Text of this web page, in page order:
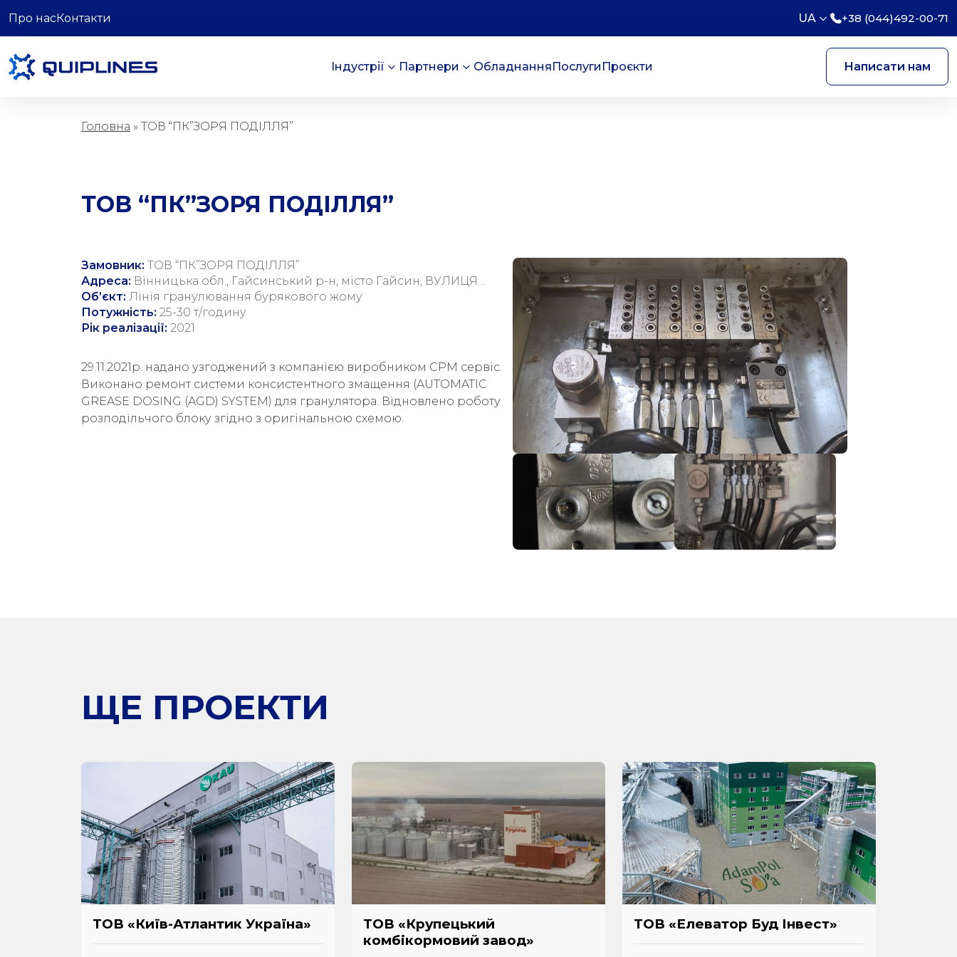
Про насКонтакти UA +38 (044)492-00-71
Індустрії Партнери ОбладнанняПослуги Проєкти Написати нам
Головна » ТОВ “ПК”ЗОРЯ ПОДІЛЛЯ”
ТОВ “ПК”ЗОРЯ ПОДІЛЛЯ”
Замовник: ТОВ “ПК”ЗОРЯ ПОДІЛЛЯ”
Адреса: Вінницька обл., Гайсинський р-н, місто Гайсин, ВУЛИЦЯ
ЗАВОДСЬКА
Об’єкт: Лінія гранулювання бурякового жому
Потужність: 25-30 т/годину
Рік реалізації: 2021
29.11.2021р. надано узгоджений з компанією виробником СРМ сервіс.
Виконано ремонт системи консистентного змащення (AUTOMATIC
GREASE DOSING (AGD) SYSTEM) для гранулятора. Відновлено роботу
розподільчого блоку згідно з оригінальною схемою.
ЩЕ ПРОЕКТИ
ТОВ «Київ-Атлантик Україна»
ТОВ «Крупецький
комбікормовий завод»
ТОВ «Елеватор Буд Інвест»